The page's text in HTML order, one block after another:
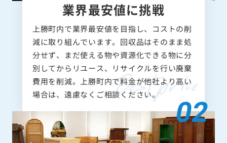
業界最安値に挑戦
上勝町内で業界最安値を目指し、コストの削
減に取り組んでいます。回収品はそのまま処
分せず、まだ使える物や資源化できる物に分
別してからリユース、リサイクルを行い廃棄
費用を削減。上勝町内で料金が他社より高い
場合は、遠慮なくご相談ください。